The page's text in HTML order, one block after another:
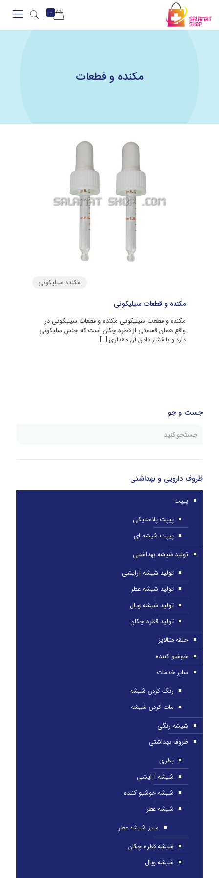
0
مکنده و قطعات
مکنده سیلیکونی
مکنده و قطعات سیلیکونی
مکنده و قطعات سیلیکونی مکنده و قطعات سیلیکونی در
واقع همان قسمتی از قطره چکان است که جنس سلیکونی
دارد و با فشار دادن آن مقداری […]
جست و جو
ظروف دارویی و بهداشتی
پیپت
پیپت پلاستیکی
پیپت شیشه ای
تولید شیشه بهداشتی
تولید شیشه آرایشی
تولید شیشه عطر
تولید شیشه ویال
تولید قطره چکان
حلقه متالایز
خوشبو کننده
سایر خدمات
رنگ کردن شیشه
مات کردن شیشه
شیشه رنگی
ظروف بهداشتی
بطری
شیشه آرایشی
شیشه خوشبو کننده
شیشه عطر
سایز شیشه عطر
شیشه قطره چکان
شیشه ویال